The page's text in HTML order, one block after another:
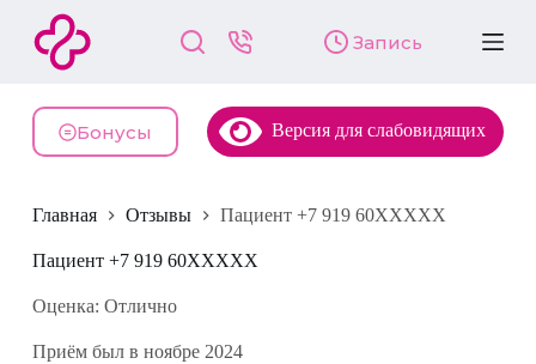
й
и
у
и
Запись
Бонусы Версия для слабовидящих
Главная Отзывы Пациент +7 919 60XXXXX
Пациент +7 919 60XXXXX
Оценка: Отлично
Приём был в ноябре 2024